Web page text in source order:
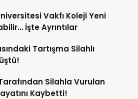
Vakfı Koleji Yeni
İşte Ayrıntılar
Tartışma Silahlı
Silahla Vurulan
Kaybetti!